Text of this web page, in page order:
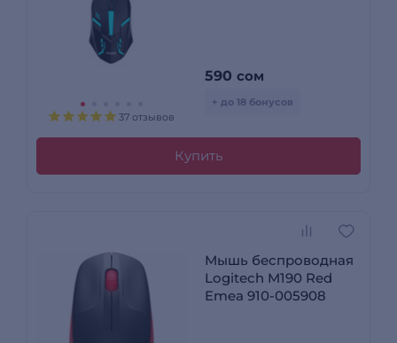
37 отзывов
590 сом
+ до 18 бонусов
Купить
Мышь беспроводная
Logitech M190 Red
Emea 910-005908